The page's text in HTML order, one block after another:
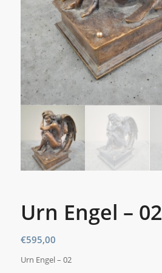
Urn Engel – 02
€595,00
Urn Engel – 02